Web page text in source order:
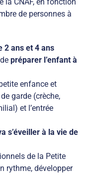
de personnes à
2 ans et 4 ans
préparer l’enfant à
enfance et
garde (crèche,
et l’entrée
s’éveiller à la vie de
de la Petite
rythme, développer